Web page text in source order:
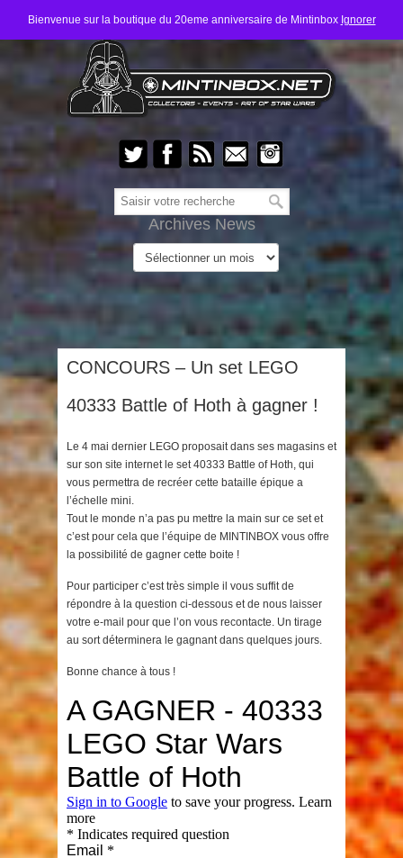
Bienvenue sur la boutique du 20eme anniversaire de Mintinbox Ignorer
Archives News
CONCOURS – Un set LEGO
40333 Battle of Hoth à gagner !
Le 4 mai dernier LEGO proposait dans ses magasins et
sur son site internet le set 40333 Battle of Hoth, qui
vous permettra de recréer cette bataille épique a
l’échelle mini.
Tout le monde n’a pas pu mettre la main sur ce set et
c’est pour cela que l’équipe de MINTINBOX vous offre
la possibilité de gagner cette boite !
Pour participer c’est très simple il vous suffit de
répondre à la question ci-dessous et de nous laisser
votre e-mail pour que l’on vous recontacte. Un tirage
au sort déterminera le gagnant dans quelques jours.
Bonne chance à tous !